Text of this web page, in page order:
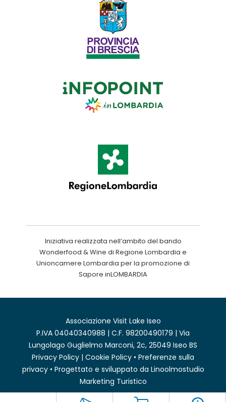
Iniziativa realizzata nell’ambito del bando
Wonderfood & Wine di Regione Lombardia e
Unioncamere Lombardia per la promozione di
Sapore inLOMBARDIA
Associazione Visit Lake Iseo
P.IVA 04040340988 | C.F. 98200490179 | Via
Lungolago Guglielmo Marconi, 2c, 25049 Iseo BS
Privacy Policy | Cookie Policy • Preferenze sulla
privacy• Progettato e sviluppato da Linoolmostudio
Marketing Turistico